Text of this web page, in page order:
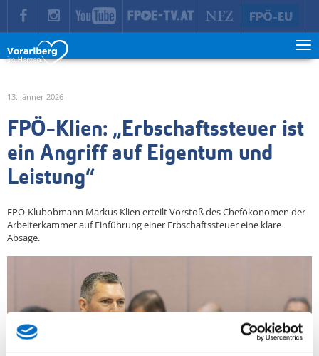
zur Hauptnavigation springen
zum Inhalt springen
13. Jänner 2026
FPÖ-Klien: „Erbschaftssteuer ist
ein Angriff auf Eigentum und
Leistung“
FPÖ-Klubobmann Markus Klien erteilt Vorstoß des Chefökonomen der
Arbeiterkammer auf Einführung einer Erbschaftssteuer eine klare
Absage.